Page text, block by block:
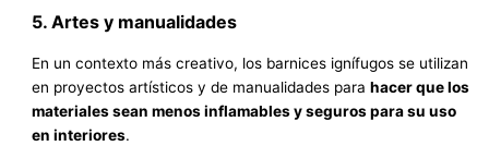
5. Artes y manualidades
En un contexto más creativo, los barnices ignífugos se utilizan
en proyectos artísticos y de manualidades parahacer que los
materiales sean menos inflamables y seguros para su uso
en interiores.